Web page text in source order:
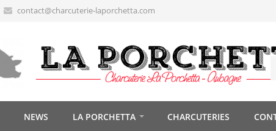
contact@charcuterie-laporchetta.com
NEWS LA PORCHETTA CHARCUTERIES